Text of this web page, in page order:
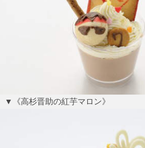
▼《高杉晋助の紅芋マロン》